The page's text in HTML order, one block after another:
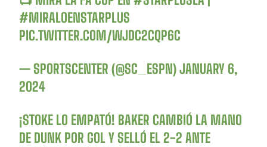
#MIRALOENSTARPLUS
PIC.TWITTER.COM/WJDC2CQP6C
— SPORTSCENTER (@SC_ESPN)JANUARY 6,
2024
¡STOKE LO EMPATÓ! BAKER CAMBIÓ LA MANO
DE DUNK POR GOL Y SELLÓ EL 2-2 ANTE